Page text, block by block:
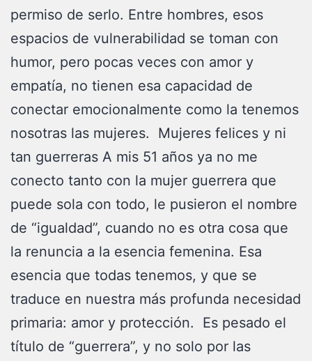
permiso de serlo. Entre hombres, esos
espacios de vulnerabilidad se toman con
humor, pero pocas veces con amor y
empatía, no tienen esa capacidad de
conectar emocionalmente como la tenemos
nosotras las mujeres. Mujeres felices y ni
tan guerreras A mis 51 años ya no me
conecto tanto con la mujer guerrera que
puede sola con todo, le pusieron el nombre
de “igualdad”, cuando no es otra cosa que
la renuncia a la esencia femenina. Esa
esencia que todas tenemos, y que se
traduce en nuestra más profunda necesidad
primaria: amor y protección. Es pesado el
título de “guerrera”, y no solo por las